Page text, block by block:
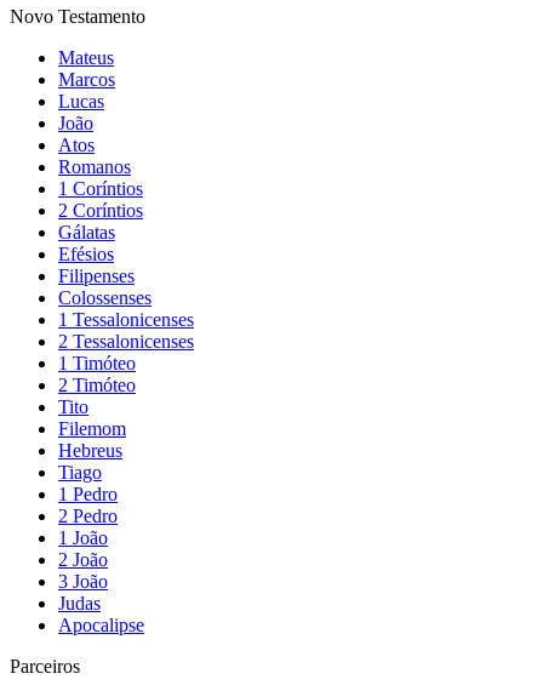
Novo Testamento
Mateus
Marcos
Lucas
João
Atos
Romanos
1 Coríntios
2 Coríntios
Gálatas
Efésios
Filipenses
Colossenses
1 Tessalonicenses
2 Tessalonicenses
1 Timóteo
2 Timóteo
Tito
Filemom
Hebreus
Tiago
1 Pedro
2 Pedro
1 João
2 João
3 João
Judas
Apocalipse
Parceiros